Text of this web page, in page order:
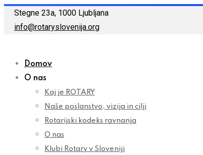
SkipStegne 23a, 1000 Ljubljana
info@rotaryslovenija.org
Domov
O nas
Kaj je ROTARY
Naše poslanstvo, vizija in cilji
Rotarijski kodeks ravnanja
O nas
Klubi Rotary v Sloveniji